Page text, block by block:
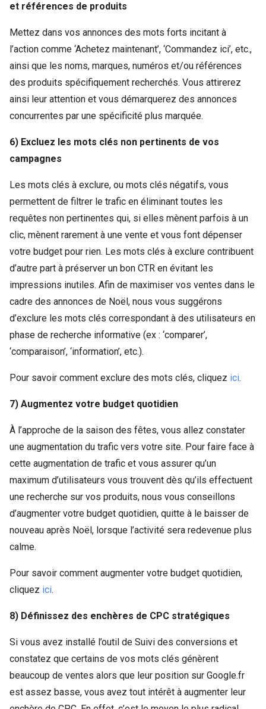
et références de produits
Mettez dans vos annonces des mots forts incitant à
l’action comme ‘Achetez maintenant’, ‘Commandez ici’, etc.,
ainsi que les noms, marques, numéros et/ou références
des produits spécifiquement recherchés. Vous attirerez
ainsi leur attention et vous démarquerez des annonces
concurrentes par une spécificité plus marquée.
6) Excluez les mots clés non pertinents de vos
campagnes
Les mots clés à exclure, ou mots clés négatifs, vous
permettent de filtrer le trafic en éliminant toutes les
requêtes non pertinentes qui, si elles mènent parfois à un
clic, mènent rarement à une vente et vous font dépenser
votre budget pour rien. Les mots clés à exclure contribuent
d’autre part à préserver un bon CTR en évitant les
impressions inutiles. Afin de maximiser vos ventes dans le
cadre des annonces de Noël, nous vous suggérons
d’exclure les mots clés correspondant à des utilisateurs en
phase de recherche informative (ex : ‘comparer’,
‘comparaison’, ‘information’, etc.).
Pour savoir comment exclure des mots clés, cliquez ici.
7) Augmentez votre budget quotidien
À l’approche de la saison des fêtes, vous allez constater
une augmentation du trafic vers votre site. Pour faire face à
cette augmentation de trafic et vous assurer qu’un
maximum d’utilisateurs vous trouvent dès qu’ils effectuent
une recherche sur vos produits, nous vous conseillons
d’augmenter votre budget quotidien, quitte à le baisser de
nouveau après Noël, lorsque l’activité sera redevenue plus
calme.
Pour savoir comment augmenter votre budget quotidien,
cliquez ici.
8) Définissez des enchères de CPC stratégiques
Si vous avez installé l’outil de Suivi des conversions et
constatez que certains de vos mots clés génèrent
beaucoup de ventes alors que leur position sur Google.fr
est assez basse, vous avez tout intérêt à augmenter leur